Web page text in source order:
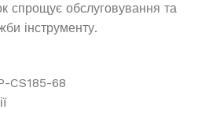
спрощує обслуговування та
інструменту.
CS185-68